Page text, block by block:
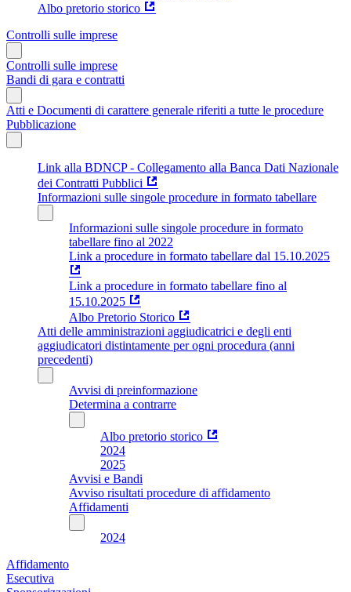
Albo pretorio storico
Controlli sulle imprese
Controlli sulle imprese
Bandi di gara e contratti
Atti e Documenti di carattere generale riferiti a tutte le procedure
Pubblicazione
Link alla BDNCP - Collegamento alla Banca Dati Nazionale
dei Contratti Pubblici
Informazioni sulle singole procedure in formato tabellare
Informazioni sulle singole procedure in formato
tabellare fino al 2022
Link a procedure in formato tabellare dal 15.10.2025
Link a procedure in formato tabellare fino al
15.10.2025
Albo Pretorio Storico
Atti delle amministrazioni aggiudicatrici e degli enti
aggiudicatori distintamente per ogni procedura (anni
precedenti)
Avvisi di preinformazione
Determina a contrarre
Albo pretorio storico
2024
2025
Avvisi e Bandi
Avviso risultati procedure di affidamento
Affidamenti
2024
Affidamento
Esecutiva